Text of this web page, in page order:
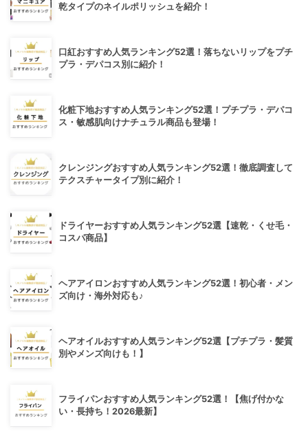
乾タイプのネイルポリッシュを紹介！
口紅おすすめ人気ランキング52選！落ちないリップをプチ
プラ・デパコス別に紹介！
化粧下地おすすめ人気ランキング52選！プチプラ・デパコ
ス・敏感肌向けナチュラル商品も登場！
クレンジングおすすめ人気ランキング52選！徹底調査して
テクスチャータイプ別に紹介！
ドライヤーおすすめ人気ランキング52選【速乾・くせ毛・
コスパ商品】
ヘアアイロンおすすめ人気ランキング52選！初心者・メン
ズ向け・海外対応も♪
ヘアオイルおすすめ人気ランキング52選【プチプラ・髪質
別やメンズ向けも！】
フライパンおすすめ人気ランキング52選！【焦げ付かな
い・長持ち！2026最新】